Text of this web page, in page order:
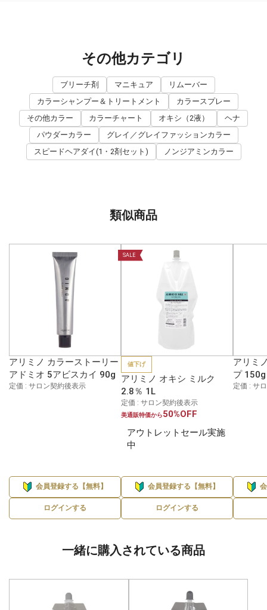
その他カテゴリ
ブリーチ剤 マニキュア
リムーバー
カラーシャンプー＆トリートメント
カラースプレー
その他カラー
カラーチャート オキシ（2液）
ヘナ
パウダーカラー
グレイ／グレイファッションカラー
スピードヘアダイ(1・2剤セット)
ノンジアミンカラー
類似商品
アリミノ カラーストーリー
アドミオ 5アビスカイ 90g
定価 : サロン契約後表示
会員登録する【無料】
ログインする
SALE
値下げ
アリミノ オキシ ミルク
2.8％ 1L
定価 : サロン契約後表示
美通販特価から50%OFF
アウトレットセール実施
中
会員登録する【無料】
ログインする
アリミ
プ 150g
定価 : サ
一緒に購入されている商品